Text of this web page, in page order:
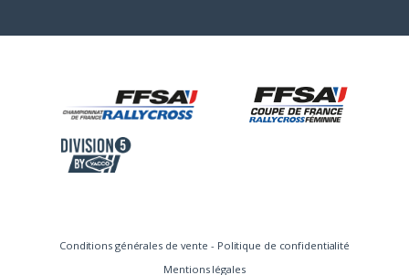
Conditions générales de vente - Politique de confidentialité
Mentions légales